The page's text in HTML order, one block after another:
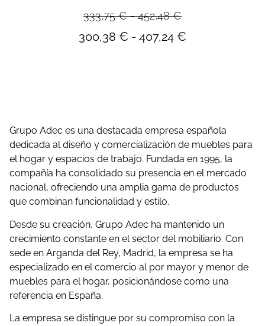
333,75€ - 452,48€
300,38 € - 407,24 €
Grupo Adec es una destacada empresa española
dedicada al diseño y comercialización de muebles para
el hogar y espacios de trabajo. Fundada en 1995, la
compañía ha consolidado su presencia en el mercado
nacional, ofreciendo una amplia gama de productos
que combinan funcionalidad y estilo.
Desde su creación, Grupo Adec ha mantenido un
crecimiento constante en el sector del mobiliario. Con
sede en Arganda del Rey, Madrid, la empresa se ha
especializado en el comercio al por mayor y menor de
muebles para el hogar, posicionándose como una
referencia en España.
La empresa se distingue por su compromiso con la